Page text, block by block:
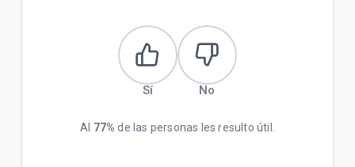
Sí No
Al 77% de las personas les resulto útil.